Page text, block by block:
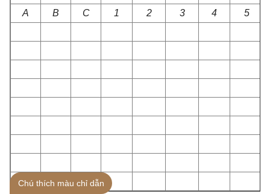
A B C 1 2 3 4 5
Chú thích màu chỉ dẫn